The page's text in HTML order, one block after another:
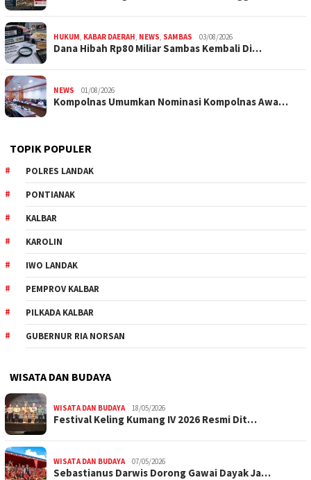
HUKUM, KABAR DAERAH, NEWS, SAMBAS 03/08/2026
Dana Hibah Rp80 Miliar Sambas Kembali Di…
NEWS 01/08/2026
Kompolnas Umumkan Nominasi Kompolnas Awa…
TOPIK POPULER
POLRES LANDAK
PONTIANAK
KALBAR
KAROLIN
IWO LANDAK
PEMPROV KALBAR
PILKADA KALBAR
GUBERNUR RIA NORSAN
WISATA DAN BUDAYA
WISATA DAN BUDAYA 18/05/2026
Festival Keling Kumang IV 2026 Resmi Dit…
WISATA DAN BUDAYA 07/05/2026
Sebastianus Darwis Dorong Gawai Dayak Ja…